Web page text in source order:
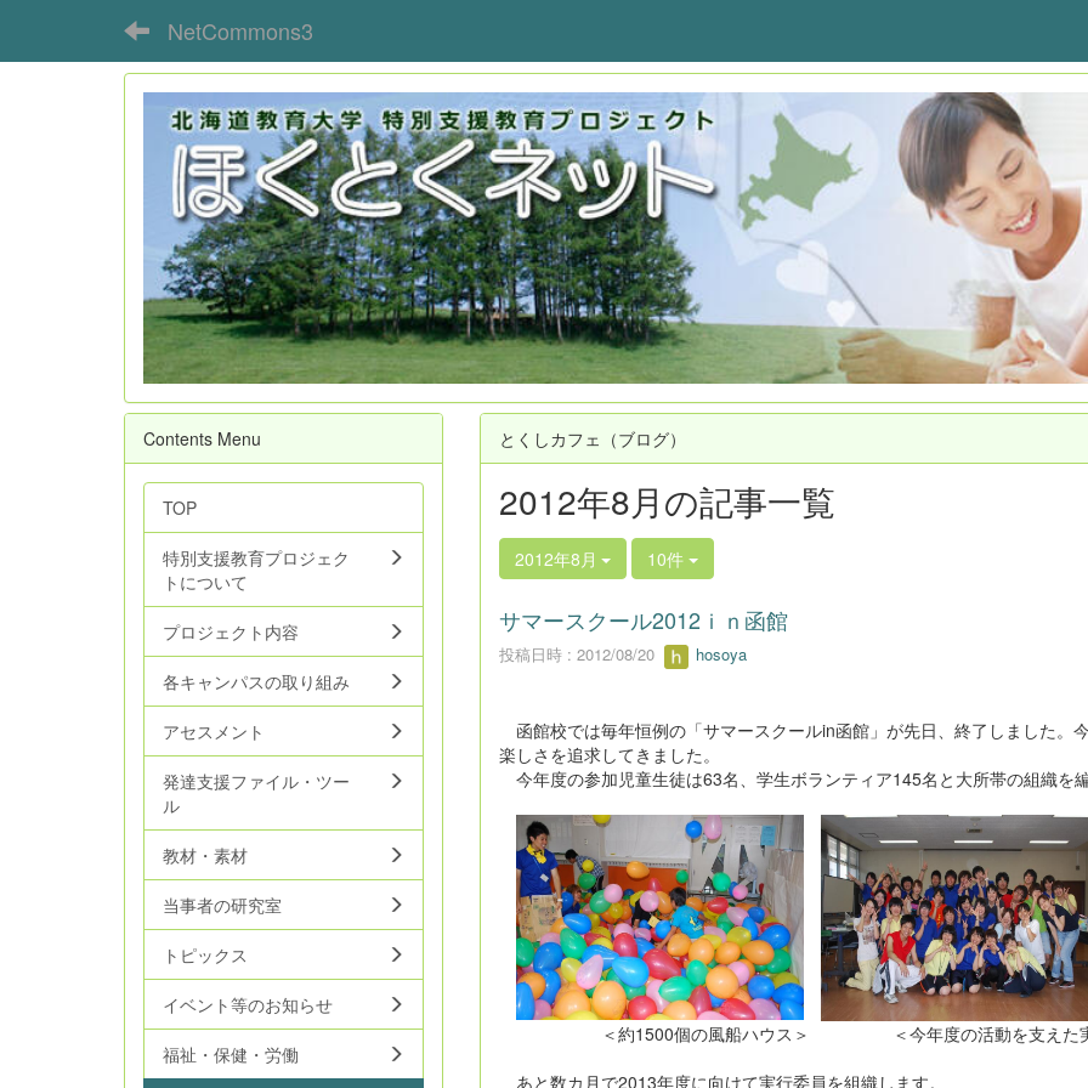
NetCommons3
とくしカフェ（ブログ）
2012年8月の記事一覧
2012年8月 10件
サマースクール2012ｉｎ函館
投稿日時 : 2012/08/20 hosoya
函館校では毎年恒例の「サマースクールin函館」が先日、終了しました。
楽しさを追求してきました。
今年度の参加児童生徒は63名、学生ボランティア145名と大所帯の組織を
＜約1500個の風船ハウス＞ ＜今年度の活動を支えた実
あと数カ月で2013年度に向けて実行委員を組織します。
Contents Menu
TOP
特別支援教育プロジェク
トについて
プロジェクト内容
各キャンパスの取り組み
アセスメント
発達支援ファイル・ツー
ル
教材・素材
当事者の研究室
トピックス
イベント等のお知らせ
福祉・保健・労働